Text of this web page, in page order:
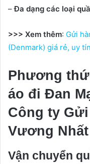
–Đa dạng các loại
>>> Xem thêm: Gửi
(Denmark) giá rẻ, uy tín
Phương
áo đi Đan
Công ty
Vương
Vận chuyển